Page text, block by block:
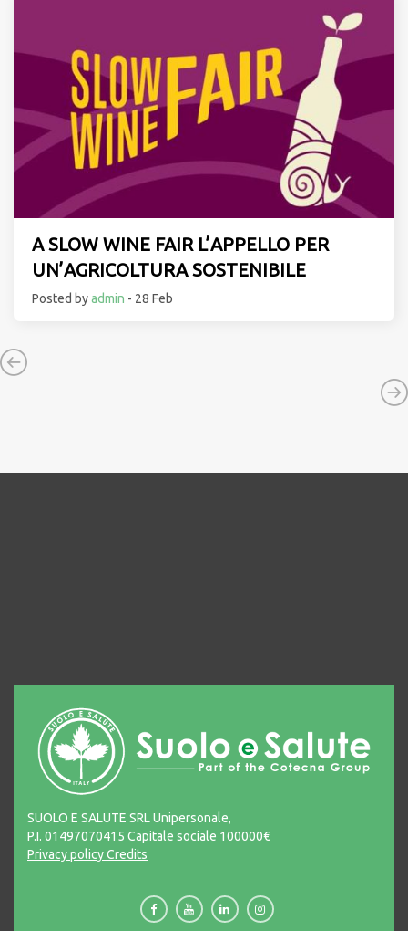
A SLOW WINE FAIR L’APPELLO PER
UN’AGRICOLTURA SOSTENIBILE
Posted byadmin - 28 Feb
SUOLO E SALUTE SRL Unipersonale,
P.I. 01497070415 Capitale sociale 100000€
Privacy policyCredits